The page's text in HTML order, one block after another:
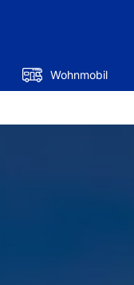
Wohnmobil